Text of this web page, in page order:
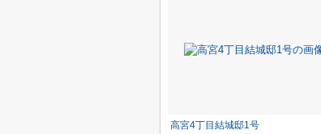
高宮4丁目結城邸1号